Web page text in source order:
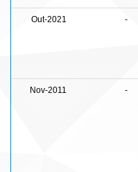
Out-2021 -
Nov-2011 -